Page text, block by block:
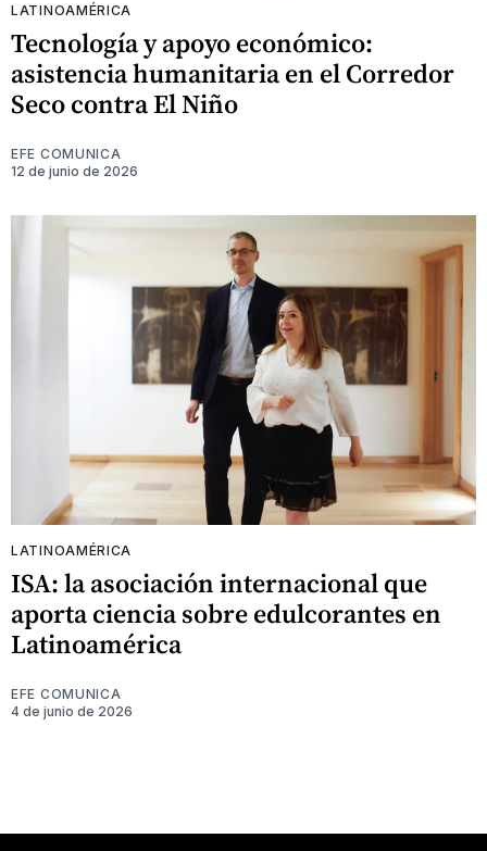
LATINOAMÉRICA
Tecnología y apoyo económico:
asistencia humanitaria en el Corredor
Seco contra El Niño
EFE COMUNICA
12 de junio de 2026
LATINOAMÉRICA
ISA: la asociación internacional que
aporta ciencia sobre edulcorantes en
Latinoamérica
EFE COMUNICA
4 de junio de 2026